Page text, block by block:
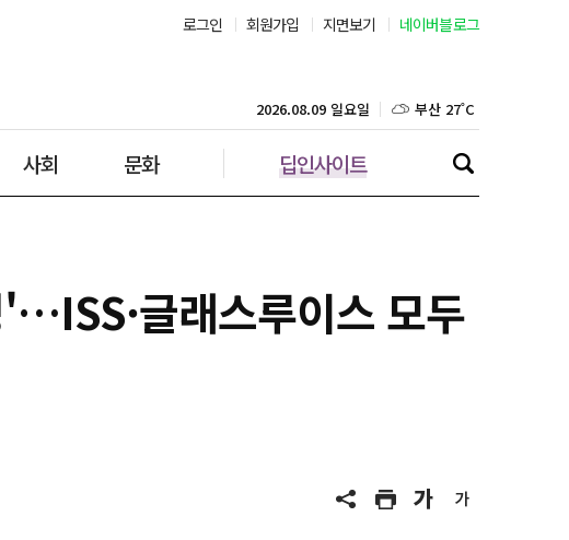
로그인 회원가입 지면보기 네이버블로그
사회 문화 딥인사이트
2026.08.09 일요일 대구 26˚C
인천 26˚C
울산 25˚C
글래스루이스 모두